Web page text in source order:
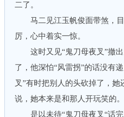
二了。
马二见江玉帆俊面带煞，目
厉，心中着实一惊。
这时又见“鬼刀母夜叉”撤出
了，他深怕“风雷拐”的话没有
叉”有时把别人的头砍掉了，她
说，她本来是和那人开玩笑的。
是以未待“鬼刀母夜叉“话完